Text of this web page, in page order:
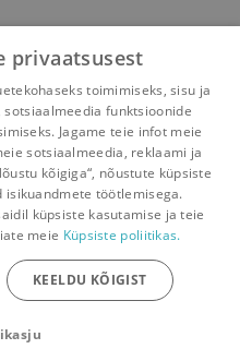
Värv
Teated Konto
mugavamalt!
privaatsusest
toimimiseks, sisu ja
funktsioonide
Jagame teie infot meie
sotsiaalmeedia, reklaami ja
kõigiga“, nõustute küpsiste
isikuandmete töötlemisega.
küpsiste kasutamise ja teie
meie Küpsiste poliitikas.
KEELDU KÕIGIST